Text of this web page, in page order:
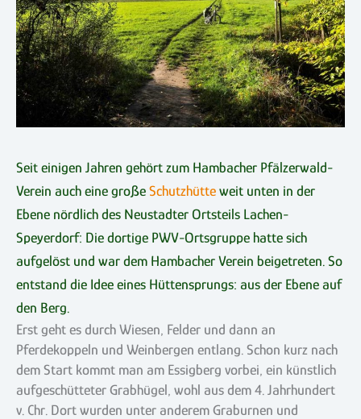
Seit einigen Jahren gehört zum Hambacher Pfälzerwald-
Verein auch eine große Schutzhütte weit unten in der
Ebene nördlich des Neustadter Ortsteils Lachen-
Speyerdorf: Die dortige PWV-Ortsgruppe hatte sich
aufgelöst und war dem Hambacher Verein beigetreten. So
entstand die Idee eines Hüttensprungs: aus der Ebene auf
den Berg.
Erst geht es durch Wiesen, Felder und dann an
Pferdekoppeln und Weinbergen entlang. Schon kurz nach
dem Start kommt man am Essigberg vorbei, ein künstlich
aufgeschütteter Grabhügel, wohl aus dem 4. Jahrhundert
v. Chr. Dort wurden unter anderem Graburnen und